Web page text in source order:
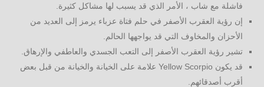
فاشلة مع شاب ، الأمر الذي قد يسبب لها مشاكل كثيرة.
إن رؤية العقرب الأصفر في حلم فتاة عزباء يرمز إلى العديد من
الأحزان والمخاوف التي قد يواجهها الحالم.
تشير رؤية العقرب الأصفر إلى التعب الجسدي والعاطفي والإرهاق.
قد يكون Yellow Scorpio علامة على الخيانة والخيانة من قبل بعض
أقرب أصدقائهم.